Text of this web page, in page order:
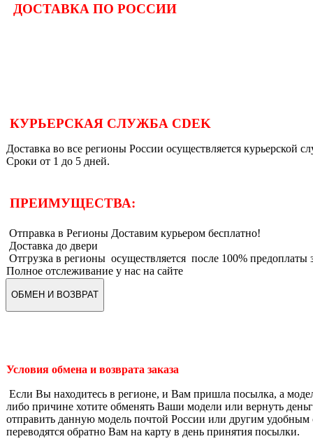
ДОСТАВКА ПО РОССИИ
КУРЬЕРСКАЯ СЛУЖБА CDEK
Доставка во все регионы России осуществляется курьерской
Сроки от 1 до 5 дней.
ПРЕИМУЩЕСТВА:
Отправка в Регионы Доставим курьером бесплатно!
Доставка до двери
Отгрузка в регионы осуществляется после 100% предоплаты
Полное отслеживание у нас на сайте
ОБМЕН И ВОЗВРАТ
Условия обмена и возврата заказа
Если Вы находитесь в регионе, и Вам пришла посылка, а
либо причине хотите обменять Ваши модели или вернуть
отправить данную модель почтой России или другим
переводятся обратно Вам на карту в день принятия посылки.